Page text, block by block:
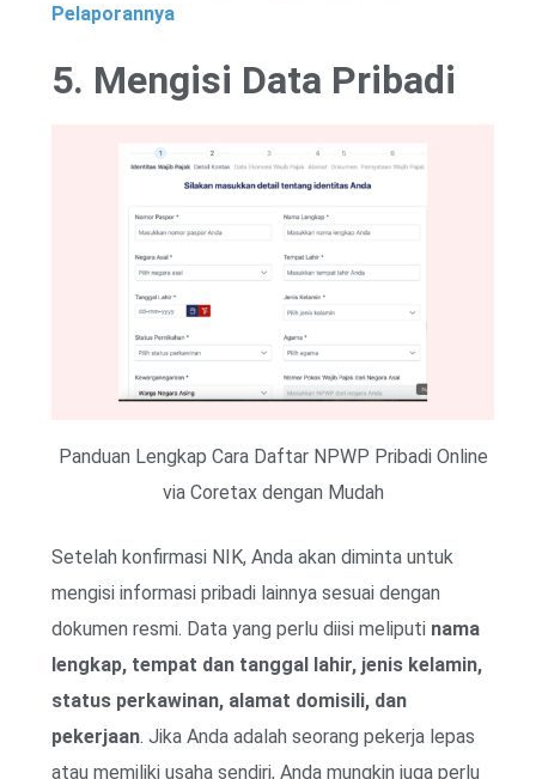
Pelaporannya
5. Mengisi Data Pribadi
Panduan Lengkap Cara Daftar NPWP Pribadi Online
via Coretax dengan Mudah
Setelah konfirmasi NIK, Anda akan diminta untuk
mengisi informasi pribadi lainnya sesuai dengan
dokumen resmi. Data yang perlu diisi meliputi nama
lengkap, tempat dan tanggal lahir, jenis kelamin,
status perkawinan, alamat domisili, dan
pekerjaan. Jika Anda adalah seorang pekerja lepas
atau memiliki usaha sendiri, Anda mungkin juga perlu